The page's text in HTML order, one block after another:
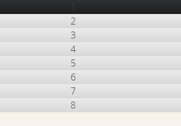
1
2
3
4
5
6
7
8